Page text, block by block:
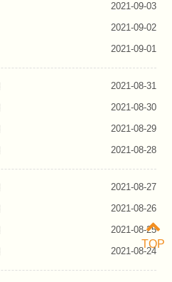
2021-09-03
2021-09-02
2021-09-01
2021-08-31
2021-08-30
2021-08-29
2021-08-28
2021-08-27
2021-08-26
2021-08-25
2021-08-24
TOP